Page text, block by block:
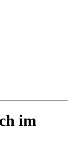
im